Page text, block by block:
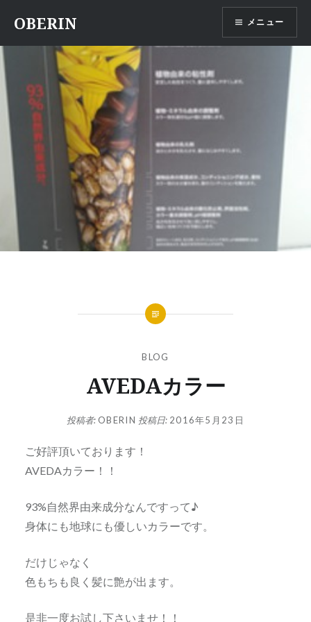
テ
ン
ツ
へ
ス
キ
OBERIN メニュー
BLOG
AVEDAカラー
投稿者: OBERIN 投稿日: 2016年5月23日
ご好評頂いております！
AVEDAカラー！！
93%自然界由来成分なんですって♪
身体にも地球にも優しいカラーです。
だけじゃなく
色もちも良く髪に艶が出ます。
是非一度お試し下さいませ！！